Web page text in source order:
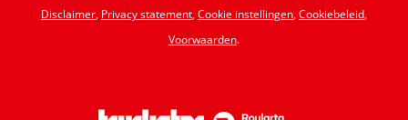
Disclaimer, Privacy statement,Cookie instellingen,Cookiebeleid,
Voorwaarden.